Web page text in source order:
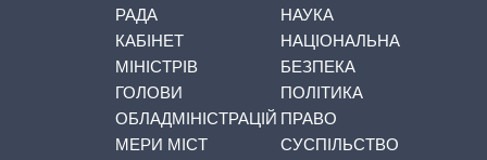
РАДА
КАБІНЕТ
МІНІСТРІВ
ГОЛОВИ
ОБЛАДМІНІСТРАЦІЙ
МЕРИ МІСТ
НАУКА
НАЦІОНАЛЬНА
БЕЗПЕКА
ПОЛІТИКА
ПРАВО
СУСПІЛЬСТВО